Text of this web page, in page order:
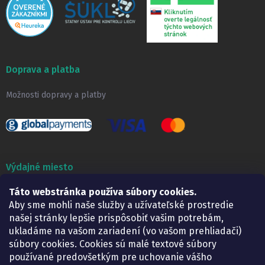
Táto webstránka používa súbory cookies.
Aby sme mohli naše služby a užívateľské prostredie
našej stránky lepšie prispôsobiť vašim potrebám,
ukladáme na vašom zariadení (vo vašom prehliadači)
súbory cookies. Cookies sú malé textové súbory
používané predovšetkým pre uchovanie vášho
Doprava a platba
Možnosti dopravy a platby
Výdajné miesto
Lekáreň ADONAI
Košice – Smetanova 2
Pondelok:
07.30 – 15.30 h.
Utorok:
07.30 – 16.00 h.
Streda:
07.30 – 16.00 h.
Štvrtok:
07.30 – 15.30 h.
Piatok:
07.30 – 15.30 h.